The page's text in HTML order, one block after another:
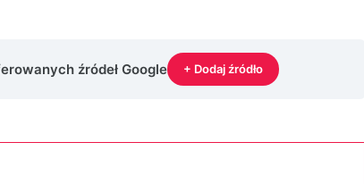
źródeł Google + Dodaj źródło